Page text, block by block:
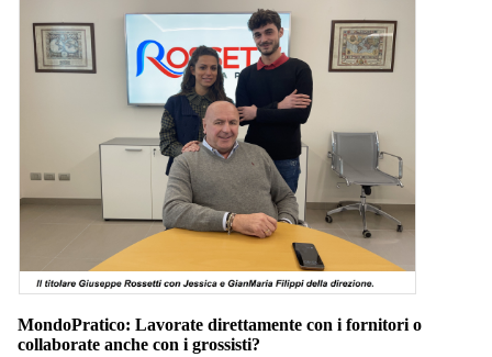
MondoPratico: Lavorate direttamente con i fornitori o
collaborate anche con i grossisti?